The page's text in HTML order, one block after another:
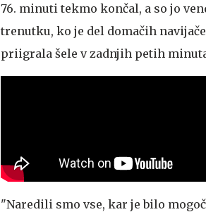
76. minuti tekmo končal, a so jo
trenutku, ko je del domačih
priigrala šele v zadnjih petih
"Naredili smo vse, kar je bilo